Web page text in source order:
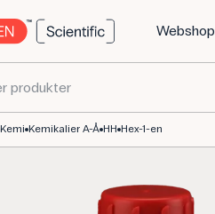
Webshop
laboratorieforsøg
Kemi Kemikalier A-Å HH Hex-1-en